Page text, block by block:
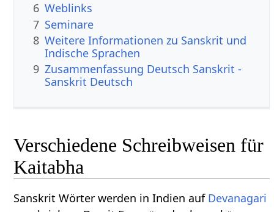
6 Weblinks
7 Seminare
8 Weitere Informationen zu Sanskrit und
Indische Sprachen
9 Zusammenfassung Deutsch Sanskrit -
Sanskrit Deutsch
Verschiedene Schreibweisen für
Kaitabha
Sanskrit Wörter werden in Indien auf Devanagari